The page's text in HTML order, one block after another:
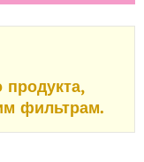
фильтрам.